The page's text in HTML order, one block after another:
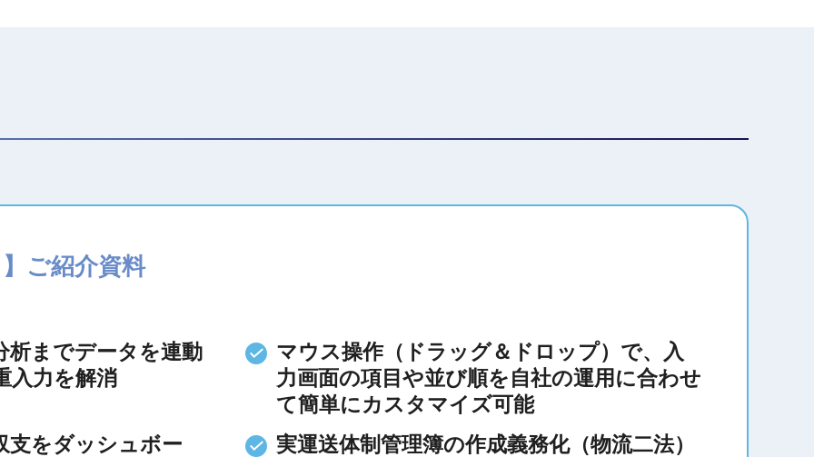
ご紹介資料
析までデータを連動
入力を解消
マウス操作（ドラッグ＆ドロップ）で、入
力画面の項目や並び順を自社の運用に合わせ
て簡単にカスタマイズ可能
支をダッシュボー
実運送体制管理簿の作成義務化（物流二法）